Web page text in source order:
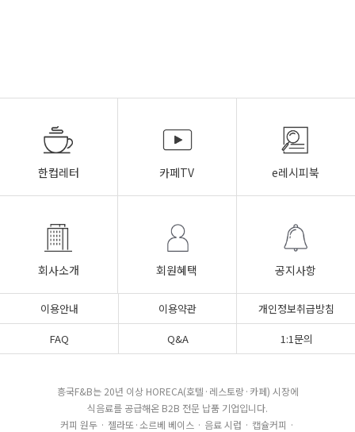
한컵레터 카페TV e레시피북
회사소개 회원혜택 공지사항
이용안내 이용약관
개인정보취급방침
FAQ
Q&A 1:1문의
흥국F&B는 20년 이상 HORECA(호텔·레스토랑·카페) 시장에
식음료를 공급해온 B2B 전문 납품 기업입니다.
커피 원두 · 젤라또·소르베 베이스 · 음료 시럽 · 캡슐커피 ·